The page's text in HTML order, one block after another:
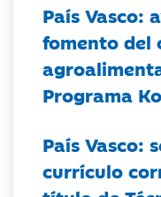
País Vasco:
fomento del
Programa
País Vasco:
currículo